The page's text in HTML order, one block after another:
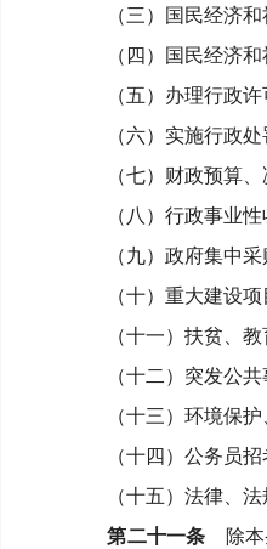
（三）国民经济
（四）国民经济
（五）办理行政
（六）实施行政
（七）财政预算、
（八）行政事业
（九）政府集中
（十）重大建设
（十一）扶贫、
（十二）突发公
（十三）环境保
（十四）公务员
（十五）法律、
第二十一条 除本